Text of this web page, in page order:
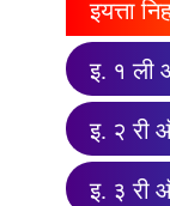
इयत्ता
इ. १ ली
इ. २ री
इ. ३ री